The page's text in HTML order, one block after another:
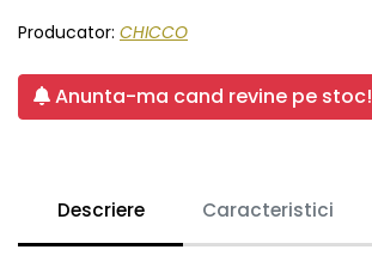
Producator: CHICCO
Anunta-ma cand revine pe stoc!
Descriere Caracteristici